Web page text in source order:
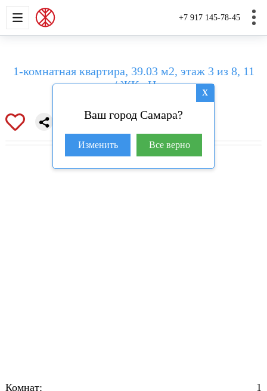
+7 917 145-78-45
НОВОСТРОЙКИ ДОМА И
X
Ваш город Самара?
Изменить Все верно
1-комнатная квартира, 39.03 м2, этаж 3 из 8, 11
квартал / ЖК «Новатор»
Комнат: 1